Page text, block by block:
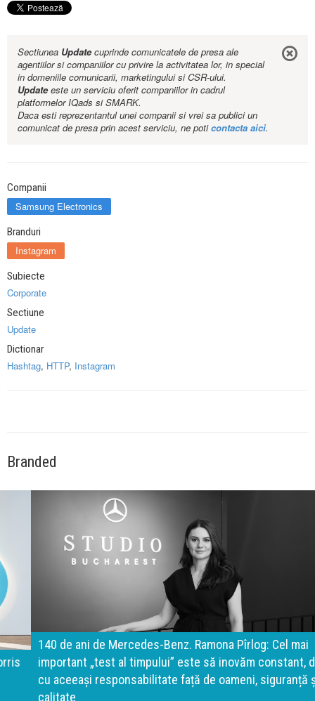
Sectiunea Updatecuprinde comunicatele de presa ale
agentiilor si companiilor cu privire la activitatea lor, in special
in domeniile comunicarii, marketingului si CSR-ului.
Updateeste un serviciu oferit companiilor in cadrul
platformelor IQads si SMARK.
Daca esti reprezentantul unei companii si vrei sa publici un
comunicat de presa prin acest serviciu, ne poticontacta aici.
Companii
Samsung Electronics
Branduri
Instagram
Subiecte
Corporate
Sectiune
Update
Dictionar
Hashtag, HTTP, Instagram
Branded
140 de ani de Mercedes-Benz. Ramona Pîrlog: Cel mai
important „test al timpului” este să inovăm constant, dar
cu aceeași responsabilitate față de oameni, siguranță și
calitate